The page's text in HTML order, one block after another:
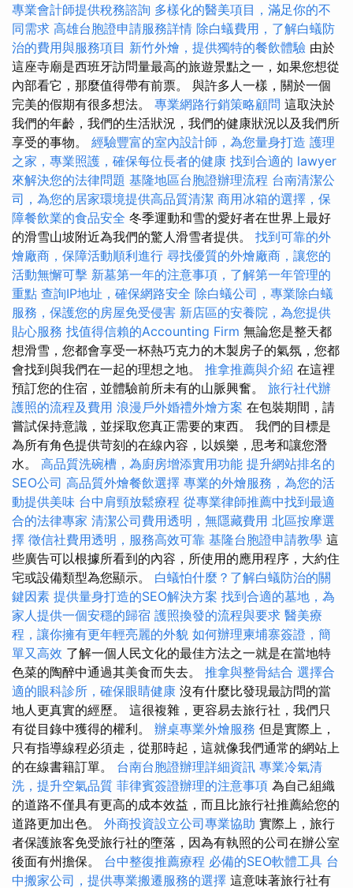
專業會計師提供稅務諮詢 多樣化的醫美項目，滿足你的不
同需求 高雄台胞證申請服務詳情 除白蟻費用，了解白蟻防
治的費用與服務項目 新竹外燴，提供獨特的餐飲體驗 由於
這座寺廟是西班牙訪問量最高的旅遊景點之一，如果您想從
內部看它，那麼值得帶有前票。 與許多人一樣，關於一個
完美的假期有很多想法。 專業網路行銷策略顧問 這取決於
我們的年齡，我們的生活狀況，我們的健康狀況以及我們所
享受的事物。 經驗豐富的室內設計師，為您量身打造 護理
之家，專業照護，確保每位長者的健康 找到合適的 lawyer
來解決您的法律問題 基隆地區台胞證辦理流程 台南清潔公
司，為您的居家環境提供高品質清潔 商用冰箱的選擇，保
障餐飲業的食品安全 冬季運動和雪的愛好者在世界上最好
的滑雪山坡附近為我們的驚人滑雪者提供。 找到可靠的外
燴廠商，保障活動順利進行 尋找優質的外燴廠商，讓您的
活動無懈可擊 新墓第一年的注意事項，了解第一年管理的
重點 查詢IP地址，確保網路安全 除白蟻公司，專業除白蟻
服務，保護您的房屋免受侵害 新店區的安養院，為您提供
貼心服務 找值得信賴的Accounting Firm 無論您是整天都
想滑雪，您都會享受一杯熱巧克力的木製房子的氣氛，您都
會找到與我們在一起的理想之地。 推拿推薦與介紹 在這裡
預訂您的住宿，並體驗前所未有的山脈興奮。 旅行社代辦
護照的流程及費用 浪漫戶外婚禮外燴方案 在包裝期間，請
嘗試保持意識，並採取您真正需要的東西。 我們的目標是
為所有角色提供苛刻的在線內容，以娛樂，思考和讓您潛
水。 高品質洗碗槽，為廚房增添實用功能 提升網站排名的
SEO公司 高品質外燴餐飲選擇 專業的外燴服務，為您的活
動提供美味 台中肩頸放鬆療程 從專業律師推薦中找到最適
合的法律專家 清潔公司費用透明，無隱藏費用 北區按摩選
擇 徵信社費用透明，服務高效可靠 基隆台胞證申請教學 這
些廣告可以根據所看到的內容，所使用的應用程序，大約住
宅或設備類型為您顯示。 白蟻怕什麼？了解白蟻防治的關
鍵因素 提供量身打造的SEO解決方案 找到合適的墓地，為
家人提供一個安穩的歸宿 護照換發的流程與要求 醫美療
程，讓你擁有更年輕亮麗的外貌 如何辦理柬埔寨簽證，簡
單又高效 了解一個人民文化的最佳方法之一就是在當地特
色菜的陶醉中通過其美食而失去。 推拿與整骨結合 選擇合
適的眼科診所，確保眼睛健康 沒有什麼比發現最訪問的當
地人更真實的經歷。 這很複雜，更容易去旅行社，我們只
有從目錄中獲得的權利。 辦桌專業外燴服務 但是實際上，
只有指導線程必須走，從那時起，這就像我們通常的網站上
的在線書籍訂單。 台南台胞證辦理詳細資訊 專業冷氣清
洗，提升空氣品質 菲律賓簽證辦理的注意事項 為自己組織
的道路不僅具有更高的成本效益，而且比旅行社推薦給您的
道路更加出色。 外商投資設立公司專業協助 實際上，旅行
者保護旅客免受旅行社的墮落，因為有執照的公司在辦公室
後面有州擔保。 台中整復推薦療程 必備的SEO軟體工具 台
中搬家公司，提供專業搬遷服務的選擇 這意味著旅行社有